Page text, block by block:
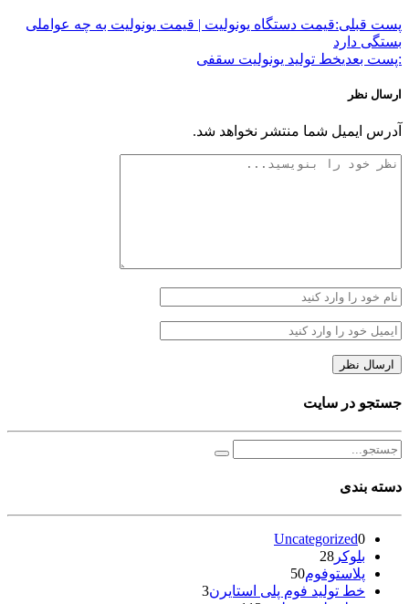
پست قبلی:قیمت دستگاه یونولیت | قیمت یونولیت به چه عواملی
بستگی دارد
:پست بعدیخط تولید یونولیت سقفی
ارسال نظر
آدرس ایمیل شما منتشر نخواهد شد.
جستجو در سایت
دسته بندی
Uncategorized0
بلوکر 28
پلاستوفوم50
خط تولید فوم پلی استایرن3